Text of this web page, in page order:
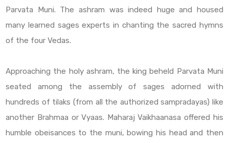
Parvata Muni. The ashram was indeed huge and housed
many learned sages experts in chanting the sacred hymns
of the four Vedas.
Approaching the holy ashram, the king beheld Parvata Muni
seated among the assembly of sages adorned with
hundreds of tilaks (from all the authorized sampradayas) like
another Brahmaa or Vyaas. Maharaj Vaikhaanasa offered his
humble obeisances to the muni, bowing his head and then